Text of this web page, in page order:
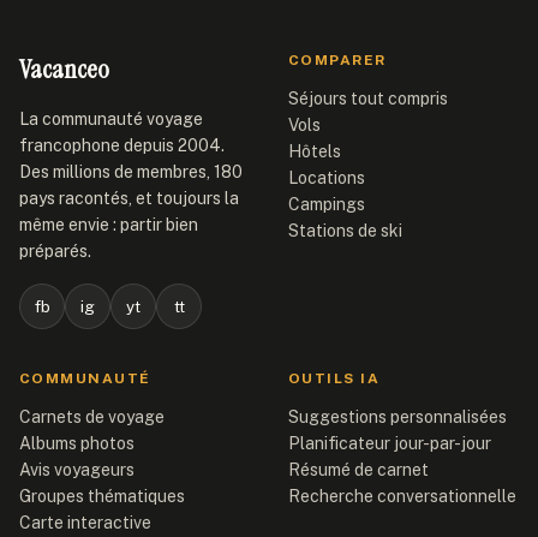
Vacanceo
La communauté voyage
francophone depuis 2004.
Des millions de membres, 180
pays racontés, et toujours la
même envie : partir bien
préparés.
fb ig yt tt
COMPARER
Séjours tout compris
Vols
Hôtels
Locations
Campings
Stations de ski
COMMUNAUTÉ
Carnets de voyage
Albums photos
Avis voyageurs
Groupes thématiques
Carte interactive
OUTILS IA
Suggestions personnalisées
Planificateur jour-par-jour
Résumé de carnet
Recherche conversationnelle